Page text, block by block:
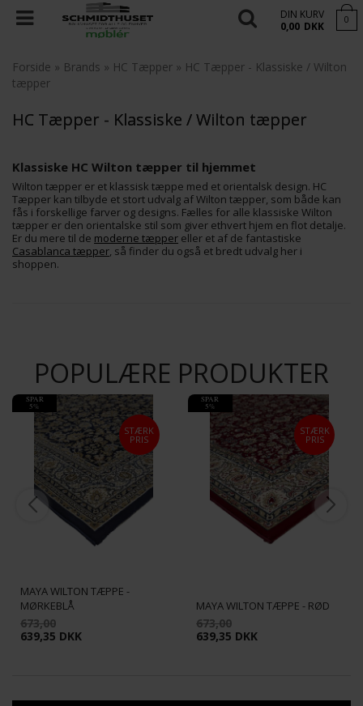
DIN KURV
0,00 DKK 0
Forside » Brands » HC Tæpper » HC Tæpper - Klassiske / Wilton
tæpper
HC Tæpper - Klassiske / Wilton tæpper
Klassiske HC Wilton tæpper til hjemmet
Wilton tæpper er et klassisk tæppe med et orientalsk design. HC
Tæpper kan tilbyde et stort udvalg af Wilton tæpper, som både kan
fås i forskellige farver og designs. Fælles for alle klassiske Wilton
tæpper er den orientalske stil som giver ethvert hjem en flot detalje.
Er du mere til de moderne tæpper eller et af de fantastiske
Casablanca tæpper, så finder du også et bredt udvalg her i
shoppen.
POPULÆRE PRODUKTER
SPAR
5%
STÆRK
PRIS
MAYA WILTON TÆPPE -
MØRKEBLÅ
673,00
639,35 DKK
SPAR
5%
STÆRK
PRIS
MAYA WILTON TÆPPE - RØD
673,00
639,35 DKK